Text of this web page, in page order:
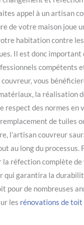
appel à un artisan
de votre maison joue
habitation contre
Il est donc important
compétents
vous
la réalisation
respect des normes en
de tuiles
l’artisan couvreur
au long du processus.
la réfection complète
qui garantira la
pour de nombreuses
les rénovations de toit